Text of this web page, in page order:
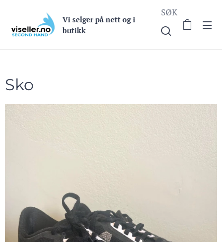
Vi selger på nett og i
butikk
SØK
Sko